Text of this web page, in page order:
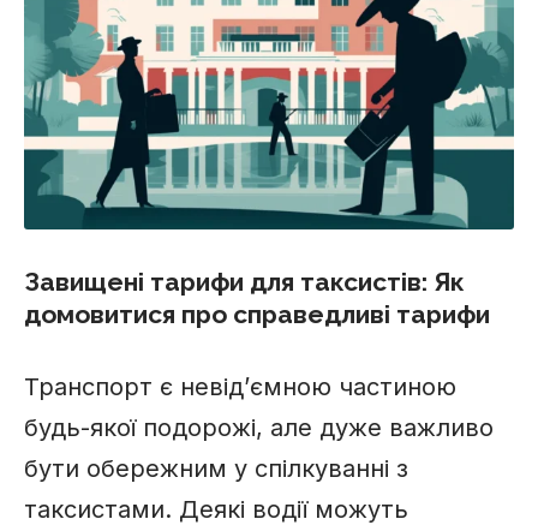
Завищені тарифи для таксистів: Як
домовитися про справедливі тарифи
Транспорт є невід’ємною частиною
будь-якої подорожі, але дуже важливо
бути обережним у спілкуванні з
таксистами. Деякі водії можуть